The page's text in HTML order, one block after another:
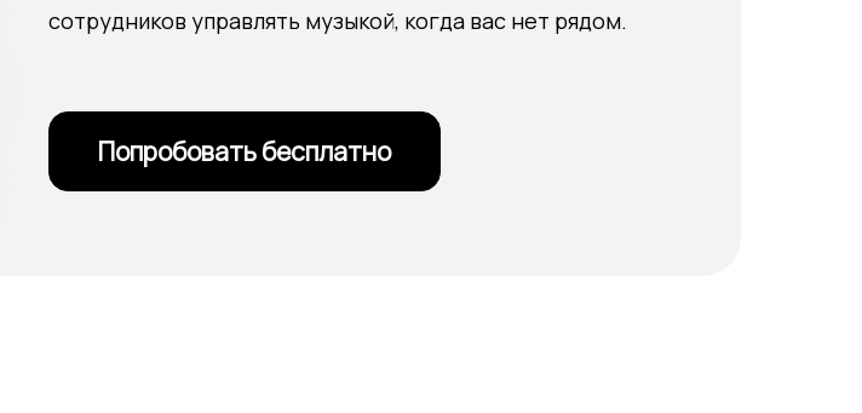
сотрудников управлять музыкой, когда вас нет рядом.
Попробовать бесплатно